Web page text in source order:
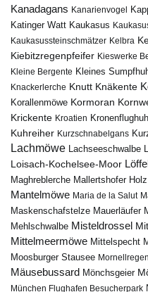
Kanadagans Kanarienvogel
Katinger Watt Kaukasus
Kaukasussteinschmätzer Kelbra
Kiebitzregenpfeifer Kieswerke
Kleine Bergente Kleines
Knackerlerche Knutt Knäkente
Korallenmöwe Kormoran
Krickente Kroatien
Kuhreiher Kurzschnabelgans
Lachmöwe Lachseeschwalbe
Loisach-Kochelsee-Moor
Maghreblerche Mallertshofer Holz
Mantelmöwe Maria de la Salut
Maskenschafstelze Mauerläufer
Mehlschwalbe Misteldrossel
Mittelmeermöwe Mittelspecht
Moosburger Stausee
Mäusebussard Mönchsgeier
München Flughafen Besucherpark